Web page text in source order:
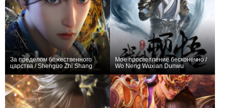
За пределом божественного
царства / Shenguo Zhi Shang
Мое просветление бесконечно /
Wo Neng Wuxian Dunwu